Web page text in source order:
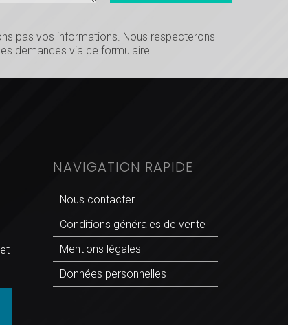
pas vos informations. Nous respecterons
demandes via ce formulaire.
NAVIGATION RAPIDE
Nous contacter
Conditions générales de vente
Mentions légales
Données personnelles